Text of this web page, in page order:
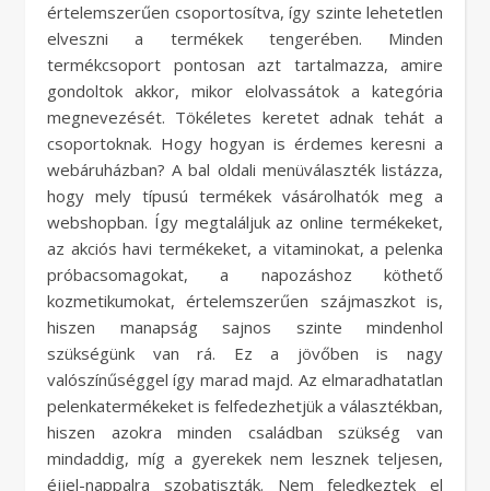
értelemszerűen csoportosítva, így szinte lehetetlen
elveszni a termékek tengerében. Minden
termékcsoport pontosan azt tartalmazza, amire
gondoltok akkor, mikor elolvassátok a kategória
megnevezését. Tökéletes keretet adnak tehát a
csoportoknak. Hogy hogyan is érdemes keresni a
webáruházban? A bal oldali menüválaszték listázza,
hogy mely típusú termékek vásárolhatók meg a
webshopban. Így megtaláljuk az online termékeket,
az akciós havi termékeket, a vitaminokat, a pelenka
próbacsomagokat, a napozáshoz köthető
kozmetikumokat, értelemszerűen szájmaszkot is,
hiszen manapság sajnos szinte mindenhol
szükségünk van rá. Ez a jövőben is nagy
valószínűséggel így marad majd. Az elmaradhatatlan
pelenkatermékeket is felfedezhetjük a választékban,
hiszen azokra minden családban szükség van
mindaddig, míg a gyerekek nem lesznek teljesen,
éjjel-nappalra szobatiszták. Nem feledkeztek el